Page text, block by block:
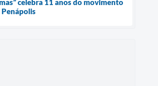
celebra 11 anos do movimento